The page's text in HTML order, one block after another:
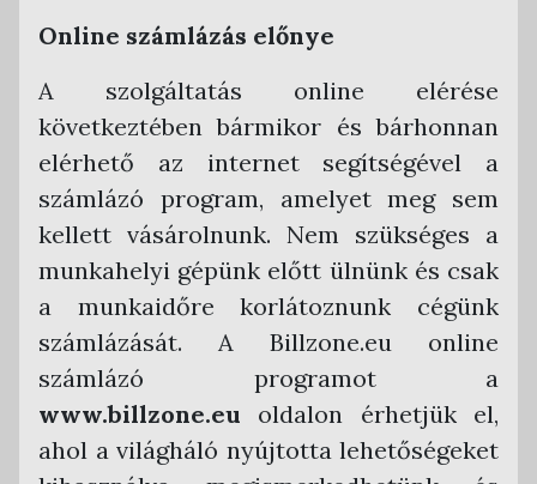
Armada Főkönyv
CobraConto.Net
Novitax Kettős Könyvvitel
RLB 60 Bt. Kettős Könyvvitel
Tensoft Kettős Könyvvitel
Online számlázás előnye
A szolgáltatás online elérése
következtében bármikor és bárhonnan
elérhető az internet segítségével a
számlázó program, amelyet meg sem
kellett vásárolnunk. Nem szükséges a
munkahelyi gépünk előtt ülnünk és csak
a munkaidőre korlátoznunk cégünk
számlázását. A Billzone.eu online
számlázó programot a
www.billzone.eu oldalon érhetjük el,
ahol a világháló nyújtotta lehetőségeket